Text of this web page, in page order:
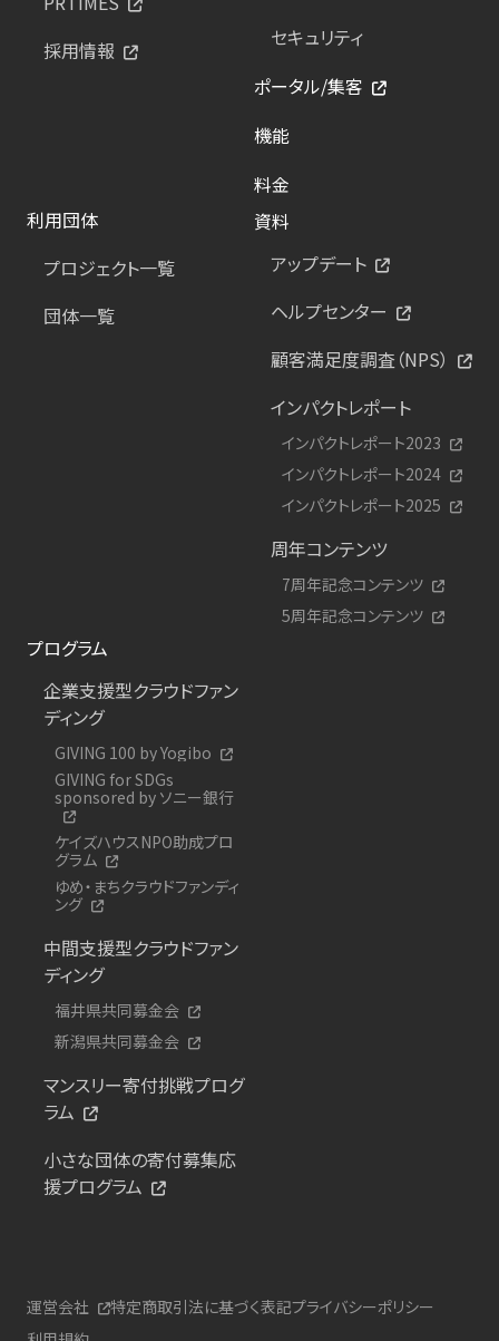
採用情報
セキュリティ
ポータル/集客
機能
料金
利用団体
プロジェクト一覧
団体一覧
資料
アップデート
ヘルプセンター
顧客満足度調査（NPS）
インパクトレポート
インパクトレポート2023
インパクトレポート2024
インパクトレポート2025
周年コンテンツ
7周年記念コンテンツ
5周年記念コンテンツ
プログラム
企業支援型クラウドファン
ディング
GIVING 100 by Yogibo
GIVING for SDGs
sponsored by ソニー銀行
ケイズハウスNPO助成プロ
グラム
ゆめ・まちクラウドファンディ
ング
中間支援型クラウドファン
ディング
福井県共同募金会
新潟県共同募金会
マンスリー寄付挑戦プログ
ラム
小さな団体の寄付募集応
援プログラム
運営会社 特定商取引法に基づく表記プライバシーポリシー